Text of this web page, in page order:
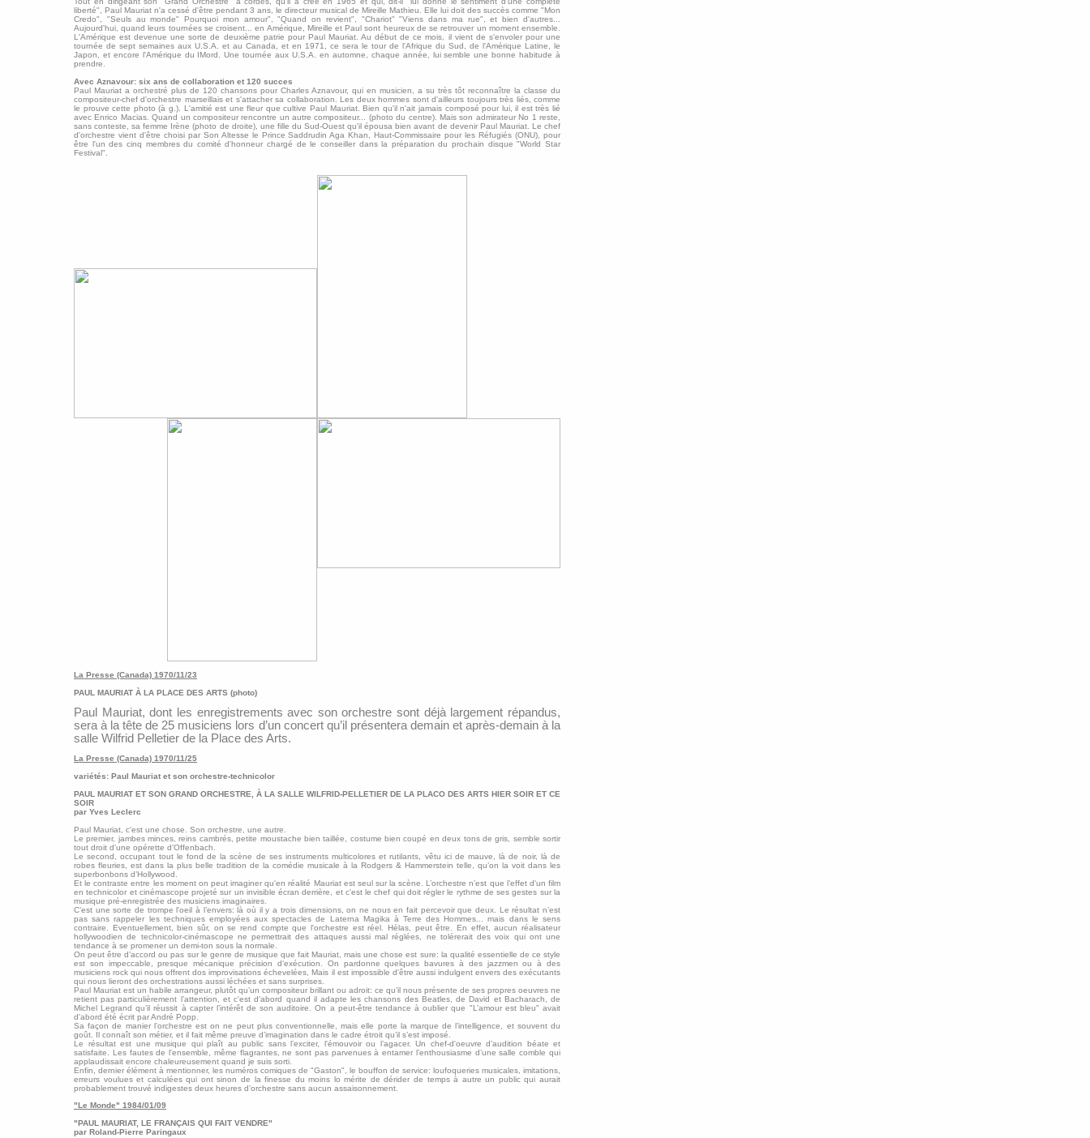
liberté", Paul Mauriat n'a cessé d'être pendant 3 ans, le directeur musical de Mireille Mathieu. Elle lui doit des succès comme "Mon
Credo", "Seuls au monde" Pourquoi mon amour", "Quand on revient", "Chariot" "Viens dans ma rue", et bien d'autres...
Aujourd'hui, quand leurs tournées se croisent... en Amérique, Mireille et Paul sont heureux de se retrouver un moment ensemble.
L'Amérique est devenue une sorte de deuxième patrie pour Paul Mauriat. Au début de ce mois, il vient de s'envoler pour une
tournée de sept semaines aux U.S.A. et au Canada, et en 1971, ce sera le tour de l'Afrique du Sud, de l'Amérique Latine, le
Japon, et encore l'Amérique du IMord. Une tournée aux U.S.A. en automne, chaque année, lui semble une bonne habitude à
prendre.
Avec Aznavour: six ans de collaboration et 120 succes
Paul Mauriat a orchestré plus de 120 chansons pour Charles Aznavour, qui en musicien, a su très tôt reconnaître la classe du
compositeur-chef d'orchestre marseillais et s'attacher sa collaboration. Les deux hommes sont d'ailleurs toujours très liés, comme
le prouve cette photo (à g.). L'amitié est une fleur que cultive Paul Mauriat. Bien qu'il n'ait jamais composé pour lui, il est très lié
avec Enrico Macias. Quand un compositeur rencontre un autre compositeur... (photo du centre). Mais son admirateur No 1 reste,
sans conteste, sa femme Irène (photo de droite), une fille du Sud-Ouest qu'il épousa bien avant de devenir Paul Mauriat. Le chef
d'orchestre vient d'être choisi par Son Altesse le Prince Saddrudin Aga Khan, Haut-Commissaire pour les Réfugiés (ONU), pour
être l'un des cinq membres du comité d'honneur chargé de le conseiller dans la préparation du prochain disque "World Star
Festival".
La Presse (Canada) 1970/11/23
PAUL MAURIAT À LA PLACE DES ARTS (photo)
Paul Mauriat, dont les enregistrements avec son orchestre sont déjà largement répandus,
sera à la tête de 25 musiciens lors d’un concert qu’il présentera demain et après-demain à la
salle Wilfrid Pelletier de la Place des Arts.
La Presse (Canada) 1970/11/25
variétés: Paul Mauriat et son orchestre-technicolor
PAUL MAURIAT ET SON GRAND ORCHESTRE, À LA SALLE WILFRID-PELLETIER DE LA PLACO DES ARTS HIER SOIR ET CE
SOIR
par Yves Leclerc
Paul Mauriat, c'est une chose. Son orchestre, une autre.
Le premier, jambes minces, reins cambrés, petite moustache bien taillée, costume bien coupé en deux tons de gris, semble sortir
tout droit d’une opérette d’Offenbach.
Le second, occupant tout le fond de la scène de ses instruments multicolores et rutilants, vêtu ici de mauve, là de noir, là de
robes fleuries, est dans la plus belle tradition de la comédie musicale à la Rodgers & Hammerstein telle, qu’on la voit dans les
superbonbons d’Hollywood.
Et le contraste entre les moment on peut imaginer qu'en réalité Mauriat est seul sur la scène. L’orchestre n’est que l’effet d'un film
en technicolor et cinémascope projeté sur un invisible écran derrière, et c'est le chef qui doit régler le rythme de ses gestes sur la
musique pré-enregistrée des musiciens imaginaires.
C’est une sorte de trompe l'oeil à l’envers: là où il y a trois dimensions, on ne nous en fait percevoir que deux. Le résultat n’est
pas sans rappeler les techniques employées aux spectacles de Laterna Magika à Terre des Hommes... mais dans le sens
contraire. Eventuellement, bien sûr, on se rend compte que l'orchestre est réel. Hélas, peut être. En effet, aucun réalisateur
hollywoodien de technicolor-cinémascope ne permettrait des attaques aussi mal réglées, ne tolérerait des voix qui ont une
tendance à se promener un demi-ton sous la normale.
On peut être d’accord ou pas sur le genre de musique que fait Mauriat, mais une chose est sure: la qualité essentielle de ce style
est son impeccable, presque mécanique précision d’exécution. On pardonne quelques bavures à des jazzmen ou à des
musiciens rock qui nous offrent dos improvisations échevelées, Mais il est impossible d'être aussi indulgent envers des exécutants
qui nous lieront des orchestrations aussi léchées et sans surprises.
Paul Mauriat est un habile arrangeur, plutôt qu’un compositeur brillant ou adroit: ce qu’il nous présente de ses propres oeuvres ne
retient pas particulièrement l’attention, et c'est d'abord quand il adapte les chansons des Beatles, de David et Bacharach, de
Michel Legrand qu’il réussit à capter l’intérêt de son auditoire. On a peut-être tendance à oublier que "L’amour est bleu" avait
d'abord été écrit par André Popp.
Sa façon de manier l’orchestre est on ne peut plus conventionnelle, mais elle porte la marque de l’intelligence, et souvent du
goût. Il connaît son métier, et il fait même preuve d’imagination dans le cadre étroit qu’il s’est imposé.
Le résultat est une musique qui plaît au public sans l’exciter, l'émouvoir ou l’agacer. Un chef-d'oeuvre d’audition béate et
satisfaite. Les fautes de l'ensemble, même flagrantes, ne sont pas parvenues à entamer l’enthousiasme d’une salle comble qui
applaudissait encore chaleureusement quand je suis sorti.
Enfin, dernier élément à mentionner, les numéros comiques de "Gaston", le bouffon de service: loufoqueries musicales, imitations,
erreurs voulues et calculées qui ont sinon de la finesse du moins lo mérite de dérider de temps à autre un public qui aurait
probablement trouvé indigestes deux heures d’orchestre sans aucun assaisonnement.
"Le Monde" 1984/01/09
"PAUL MAURIAT, LE FRANÇAIS QUI FAIT VENDRE"
par Roland-Pierre Paringaux